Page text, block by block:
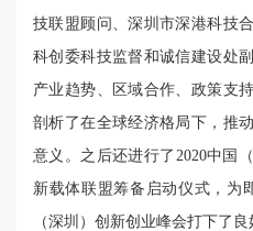
技联盟顾问、深圳市深港科技
科创委科技监督和诚信建设处
产业趋势、区域合作、政策支
剖析了在全球经济格局下，推
意义。之后还进行了2020中国
新载体联盟筹备启动仪式，为
（深圳）创新创业峰会打下了良